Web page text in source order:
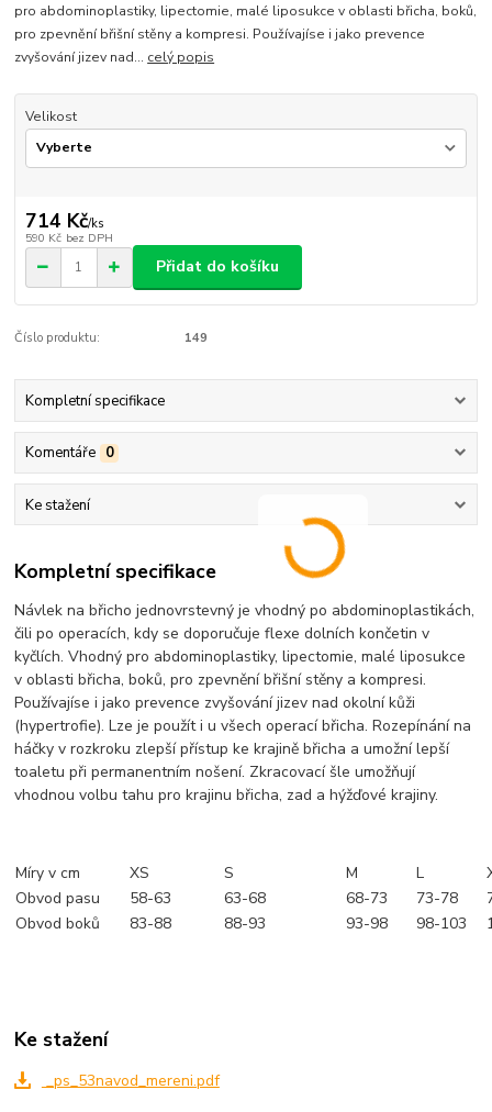
pro abdominoplastiky, lipectomie, malé liposukce v oblasti břicha, boků,
pro zpevnění břišní stěny a kompresi. Používajíse i jako prevence
zvyšování jizev nad... celý popis
Velikost
714 Kč/ks
590 Kč bez DPH
Přidat do košíku
Číslo produktu: 149
Kompletní specifikace
Komentáře 0
Ke stažení
Kompletní specifikace
Návlek na břicho jednovrstevný je vhodný po abdominoplastikách,
čili po operacích, kdy se doporučuje flexe dolních končetin v
kyčlích. Vhodný pro abdominoplastiky, lipectomie, malé liposukce
v oblasti břicha, boků, pro zpevnění břišní stěny a kompresi.
Používajíse i jako prevence zvyšování jizev nad okolní kůži
(hypertrofie). Lze je použít i u všech operací břicha. Rozepínání na
háčky v rozkroku zlepší přístup ke krajině břicha a umožní lepší
toaletu při permanentním nošení. Zkracovací šle umožňují
vhodnou volbu tahu pro krajinu břicha, zad a hýžďové krajiny.
Míry v cm XS S M L
Obvod pasu
58-63 63-68 68-73 73-78
Obvod boků
83-88 88-93 93-98 98-103
Ke stažení
_ps_53navod_mereni.pdf